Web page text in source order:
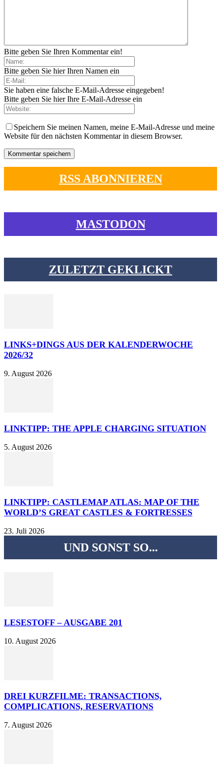
Bitte geben Sie Ihren Kommentar ein!
Bitte geben Sie hier Ihren Namen ein
Sie haben eine falsche E-Mail-Adresse eingegeben!
Bitte geben Sie hier Ihre E-Mail-Adresse ein
Speichern Sie meinen Namen, meine E-Mail-Adresse und meine
Website für den nächsten Kommentar in diesem Browser.
RSS ABONNIEREN
MASTODON
ZULETZT GEKLICKT
LINKS+DINGS AUS DER KALENDERWOCHE
2026/32
9. August 2026
LINKTIPP: THE APPLE CHARGING SITUATION
5. August 2026
LINKTIPP: CASTLEMAP ATLAS: MAP OF THE
WORLD’S GREAT CASTLES & FORTRESSES
23. Juli 2026
UND SONST SO...
LESESTOFF – AUSGABE 201
10. August 2026
DREI KURZFILME: TRANSACTIONS,
COMPLICATIONS, RESERVATIONS
7. August 2026